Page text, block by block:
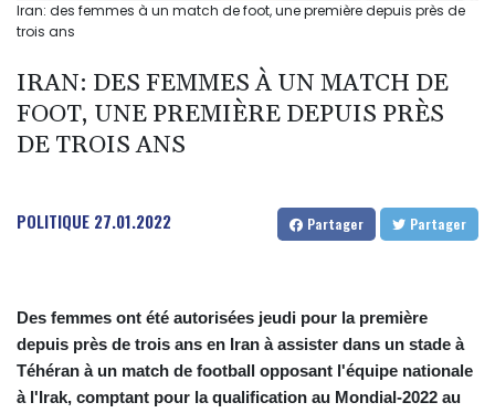
Iran: des femmes à un match de foot, une première depuis près de
trois ans
IRAN: DES FEMMES À UN MATCH DE
FOOT, UNE PREMIÈRE DEPUIS PRÈS
DE TROIS ANS
POLITIQUE 27.01.2022 Partager Partager
Des femmes ont été autorisées jeudi pour la première
depuis près de trois ans en Iran à assister dans un stade à
Téhéran à un match de football opposant l'équipe nationale
à l'Irak, comptant pour la qualification au Mondial-2022 au